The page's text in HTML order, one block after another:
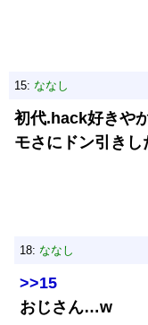
15: ななし
初代.hack好きや
モさにドン引きし
18: ななし
>>15
おじさん…w